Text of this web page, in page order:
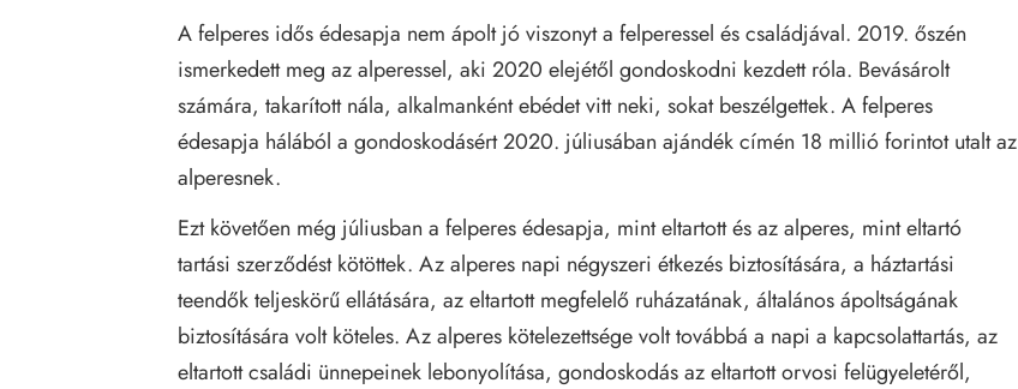
A felperes idős édesapja nem ápolt jó viszonyt a felperessel és családjával. 2019. őszén
ismerkedett meg az alperessel, aki 2020 elejétől gondoskodni kezdett róla. Bevásárolt
számára, takarított nála, alkalmanként ebédet vitt neki, sokat beszélgettek. A felperes
édesapja hálából a gondoskodásért 2020. júliusában ajándék címén 18 millió forintot utalt az
alperesnek.
Ezt követően még júliusban a felperes édesapja, mint eltartott és az alperes, mint eltartó
tartási szerződést kötöttek. Az alperes napi négyszeri étkezés biztosítására, a háztartási
teendők teljeskörű ellátására, az eltartott megfelelő ruházatának, általános ápoltságának
biztosítására volt köteles. Az alperes kötelezettsége volt továbbá a napi a kapcsolattartás, az
eltartott családi ünnepeinek lebonyolítása, gondoskodás az eltartott orvosi felügyeletéről,